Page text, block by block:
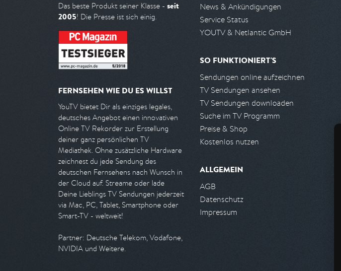
Das beste Produkt seiner Klasse - seit
2005! Die Presse ist sich einig.
FERNSEHEN WIE DU ES WILLST
YouTV bietet Dir als einziges legales,
deutsches Angebot einen innovativen
Online TV Rekorder zur Erstellung
deiner ganz persönlichen TV
Mediathek. Ohne zusätzliche Hardware
zeichnest du jede Sendung des
deutschen Fernsehens nach Wunsch in
der Cloud auf. Streame oder lade
Deine Lieblings TV Sendungen jederzeit
via Mac, PC, Tablet, Smartphone oder
Smart-TV - weltweit!
Partner: Deutsche Telekom, Vodafone,
NVIDIA und Weitere.
News & Ankündigungen
Service Status
YOUTV & Netlantic GmbH
SO FUNKTIONIERT'S
Sendungen online aufzeichnen
TV Sendungen ansehen
TV Sendungen downloaden
Suche im TV Programm
Preise & Shop
Kostenlos nutzen
ALLGEMEIN
AGB
Datenschutz
Impressum